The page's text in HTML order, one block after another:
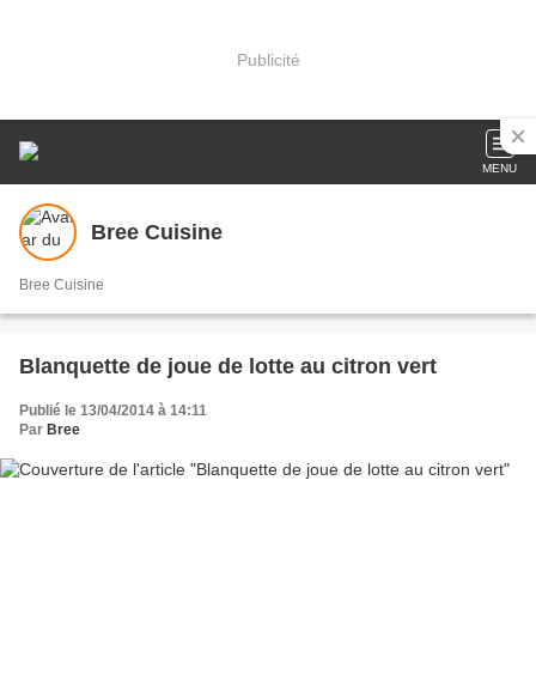
Publicité
MENU
Bree Cuisine
Bree Cuisine
Blanquette de joue de lotte au citron vert
Publié le 13/04/2014 à 14:11
Par Bree